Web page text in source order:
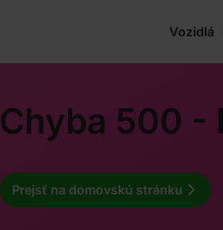
Vozidlá
Chyba 500 -
Prejsť na domovskú stránku